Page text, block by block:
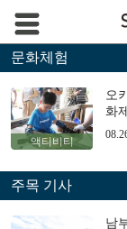
문화체험
액티비티
오
화
주목 기사
남